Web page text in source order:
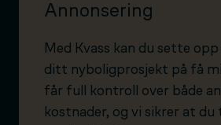
Annonsering
Med Kvass kan du sette
ditt nyboligprosjekt på få
får full kontroll over både
kostnader, og vi sikrer at